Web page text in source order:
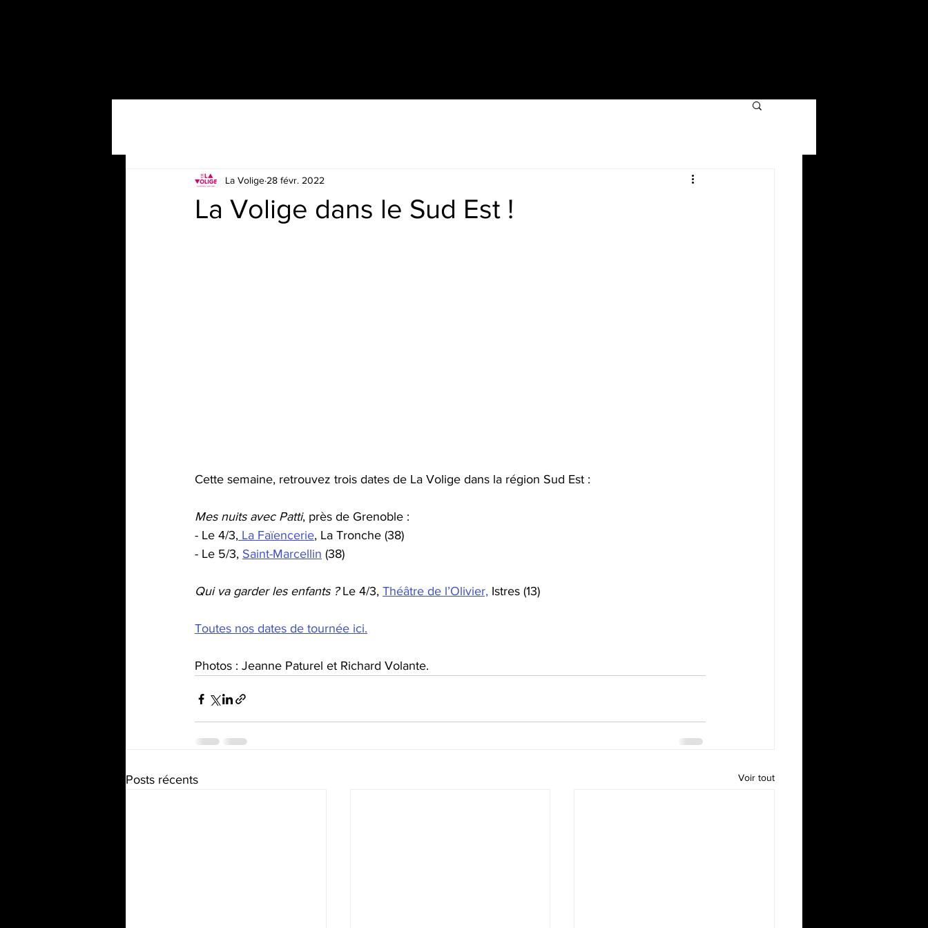
La Volige dans le Sud Est !
La Volige 28 févr. 2022
Cette semaine, retrouvez trois dates de La Volige dans la région Sud Est :
Mes nuits avec Patti, près de Grenoble :
- Le 4/3, La Faïencerie, La Tronche (38)
- Le 5/3, Saint-Marcellin (38)
Qui va garder les enfants ? Le 4/3, Théâtre de l’Olivier, Istres (13)
Toutes nos dates de tournée ici.
Photos : Jeanne Paturel et Richard Volante.
Posts récents Voir tout